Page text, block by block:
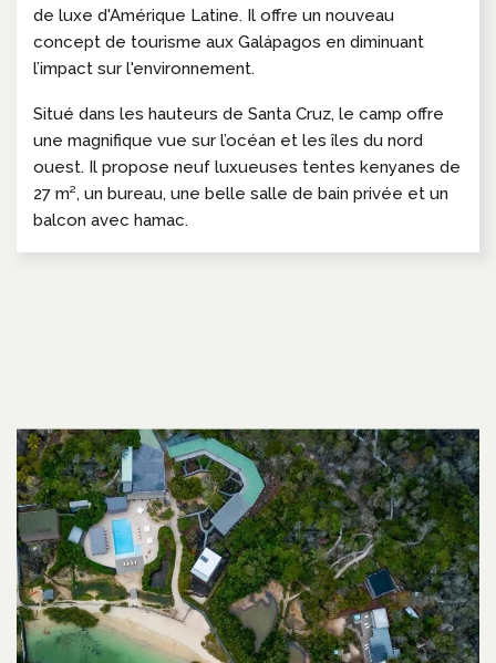
de luxe d'Amérique Latine. Il offre un nouveau
concept de tourisme aux Galápagos en diminuant
l’impact sur l'environnement.
Situé dans les hauteurs de Santa Cruz, le camp offre
une magnifique vue sur l’océan et les îles du nord
ouest. Il propose neuf luxueuses tentes kenyanes de
27 m², un bureau, une belle salle de bain privée et un
balcon avec hamac.